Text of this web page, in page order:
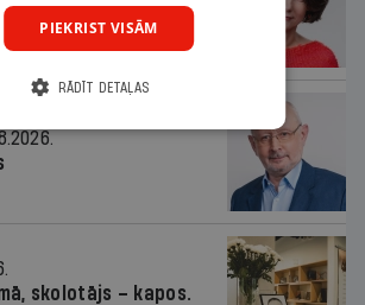
skolotājs – kapos.
PIEKRIST VISĀM
RĀDĪT DETAĻAS